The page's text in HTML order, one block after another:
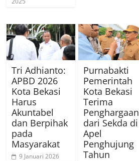
Tri Adhianto:
APBD 2026
Kota Bekasi
Harus
Akuntabel
dan Berpihak
pada
Masyarakat
9 Januari 2026
Purnabakti
Pemerintah
Kota Bekasi
Terima
Penghargaan
dari Sekda di
Apel
Penghujung
Tahun